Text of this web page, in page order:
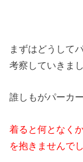
まずはどうして
考察していきまし
誰しもがパーカ
着ると何となく
を抱きませんで